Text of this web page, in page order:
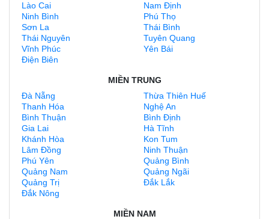
Lào Cai
Nam Định
Ninh Bình
Phú Thọ
Sơn La
Thái Bình
Thái Nguyên
Tuyên Quang
Vĩnh Phúc
Yên Bái
Điện Biên
MIỀN TRUNG
Đà Nẵng
Thừa Thiên Huế
Thanh Hóa
Nghệ An
Bình Thuận
Bình Định
Gia Lai
Hà Tĩnh
Khánh Hòa
Kon Tum
Lâm Đồng
Ninh Thuận
Phú Yên
Quảng Bình
Quảng Nam
Quảng Ngãi
Quảng Trị
Đắk Lắk
Đắk Nông
MIỀN NAM